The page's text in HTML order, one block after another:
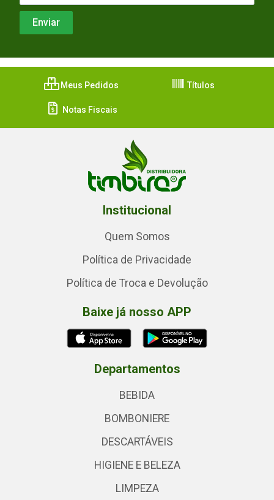
Meus Pedidos Títulos
Notas Fiscais
Institucional
Quem Somos
Política de Privacidade
Política de Troca e Devolução
Baixe já nosso APP
Departamentos
BEBIDA
BOMBONIERE
DESCARTÁVEIS
HIGIENE E BELEZA
LIMPEZA